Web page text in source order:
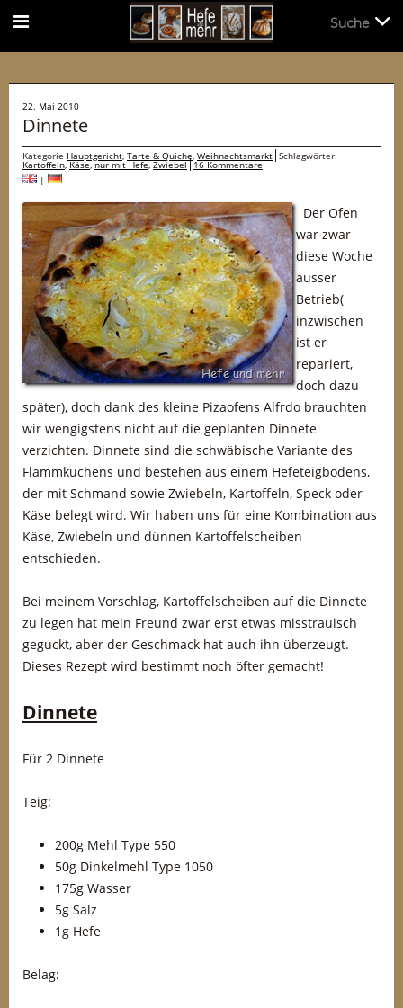
22. Mai 2010
Dinnete
Kategorie Hauptgericht, Tarte & Quiche, Weihnachtsmarkt Schlagwörter:
Kartoffeln,Käse,nur mit Hefe,Zwiebel 16 Kommentare
|
Der Ofen
war zwar
diese Woche
ausser
Betrieb(
inzwischen
ist er
repariert,
doch dazu
später), doch dank des kleine Pizaofens Alfrdo brauchten
wir wengigstens nicht auf die geplanten Dinnete
verzichten. Dinnete sind die schwäbische Variante des
Flammkuchens und bestehen aus einem Hefeteigbodens,
der mit Schmand sowie Zwiebeln, Kartoffeln, Speck oder
Käse belegt wird. Wir haben uns für eine Kombination aus
Käse, Zwiebeln und dünnen Kartoffelscheiben
entschieden.
Bei meinem Vorschlag, Kartoffelscheiben auf die Dinnete
zu legen hat mein Freund zwar erst etwas misstrauisch
geguckt, aber der Geschmack hat auch ihn überzeugt.
Dieses Rezept wird bestimmt noch öfter gemacht!
Dinnete
Für 2 Dinnete
Teig:
200g Mehl Type 550
50g Dinkelmehl Type 1050
175g Wasser
5g Salz
1g Hefe
Belag:
Suche
Suche